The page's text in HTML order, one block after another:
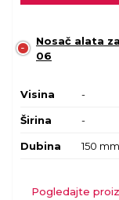
Nosač alata
06
Visina -
Širina -
Dubina 150 mm
Pogledajte